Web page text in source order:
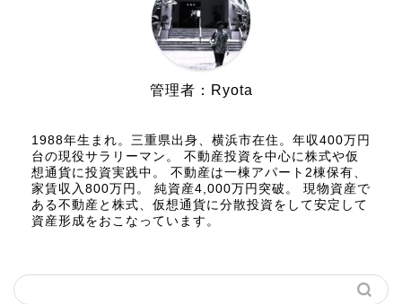
管理者：Ryota
1988年生まれ。三重県出身、横浜市在住。年収400万円
台の現役サラリーマン。 不動産投資を中心に株式や仮
想通貨に投資実践中。 不動産は一棟アパート2棟保有、
家賃収入800万円。 純資産4,000万円突破。 現物資産で
ある不動産と株式、仮想通貨に分散投資をして安定して
資産形成をおこなっています。